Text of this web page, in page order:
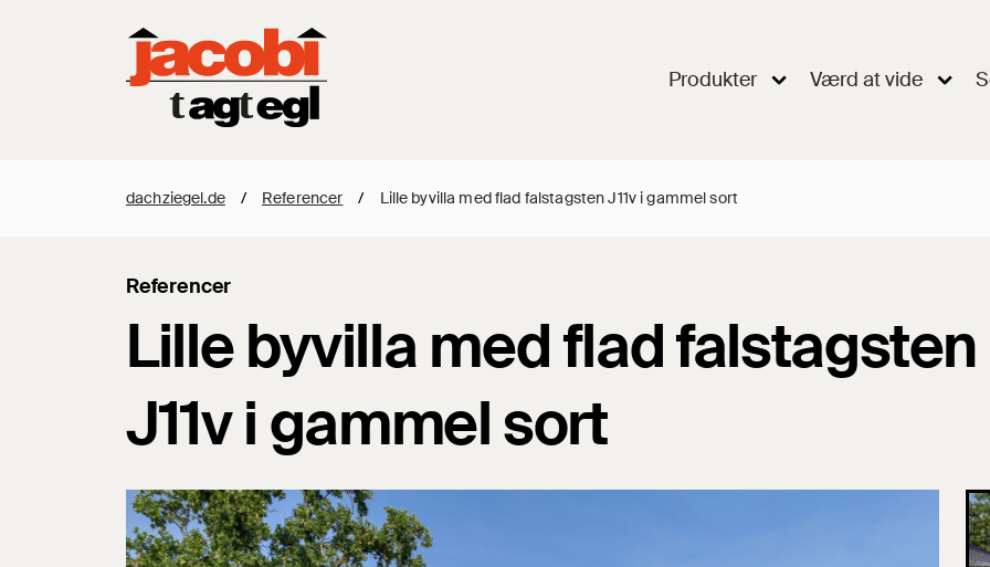
Produkter Værd at vide
dachziegel.de / Referencer / Lille byvilla med flad falstagsten J11v i gammel sort
Lille byvilla med flad falstagsten
J11v i gammel sort
Referencer